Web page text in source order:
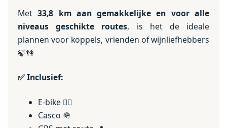
Met33,8 km aan gemakkelijke en voor alle
niveaus geschikte routes, is het de ideale
plannen voor koppels, vrienden of wijnliefhebbers
🍃👫
✅Inclusief:
E-bike 🚴‍♀️
Casco 🪖